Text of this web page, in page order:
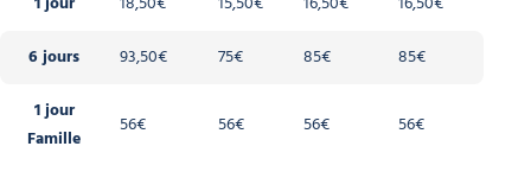
6 jours
93,50€ 75€ 85€
85€
1 jour
Famille
56€ 56€ 56€ 56€